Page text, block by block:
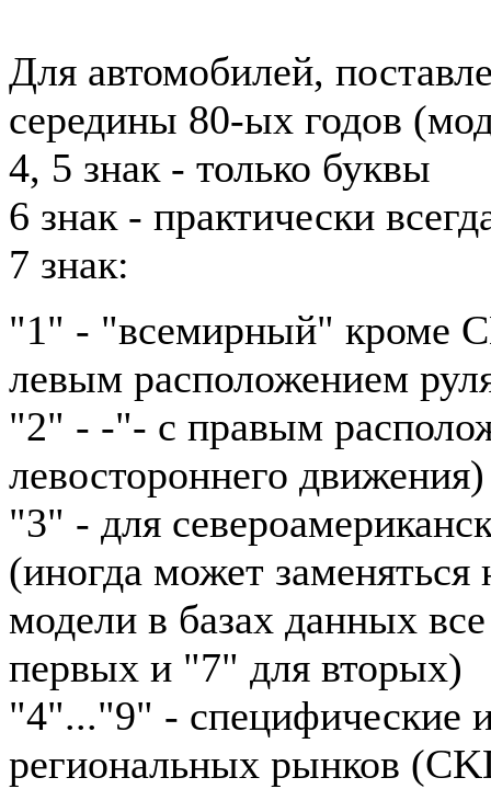
Для автомобилей,
середины 80-ых годов
4, 5 знак - только буквы
6 знак - практически
7 знак:
"1" - "всемирный" кроме
левым расположением
"2" - -"- с правым
левостороннего движения)
"3" - для
(иногда может
модели в базах данных
первых и "7" для вторых)
"4"..."9" - специфические
региональных рынков